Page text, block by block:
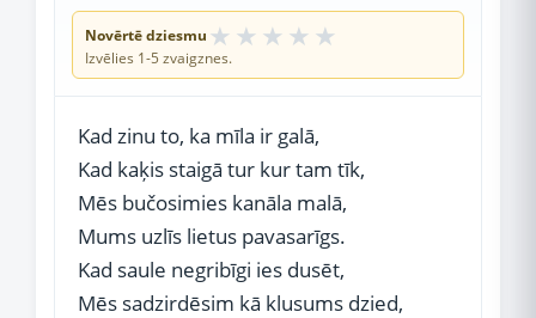
Novērtē dziesmu ★ ★ ★ ★ ★
Izvēlies 1-5 zvaigznes.
Kad zinu to, ka mīla ir galā,
Kad kaķis staigā tur kur tam tīk,
Mēs bučosimies kanāla malā,
Mums uzlīs lietus pavasarīgs.
Kad saule negribīgi ies dusēt,
Mēs sadzirdēsim kā klusums dzied,